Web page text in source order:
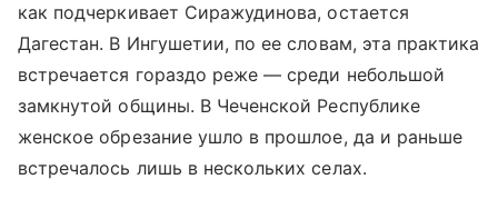
как подчеркивает Сиражудинова, остается
Дагестан. В Ингушетии, по ее словам, эта практика
встречается гораздо реже — среди небольшой
замкнутой общины. В Чеченской Республике
женское обрезание ушло в прошлое, да и раньше
встречалось лишь в нескольких селах.